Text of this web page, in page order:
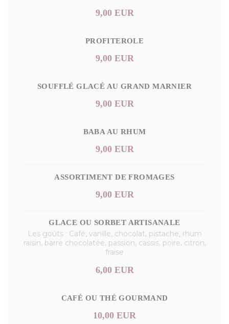
9,00 EUR
PROFITEROLE
9,00 EUR
SOUFFLÉ GLACÉ AU GRAND MARNIER
9,00 EUR
BABA AU RHUM
9,00 EUR
ASSORTIMENT DE FROMAGES
9,00 EUR
GLACE OU SORBET ARTISANALE
Les goûts : Café, vanille, chocolat, pistache, rhum
raisin, barre chocolatée, passion, cassis, poire, citron,
fraise
6,00 EUR
CAFÉ OU THÉ GOURMAND
10,00 EUR